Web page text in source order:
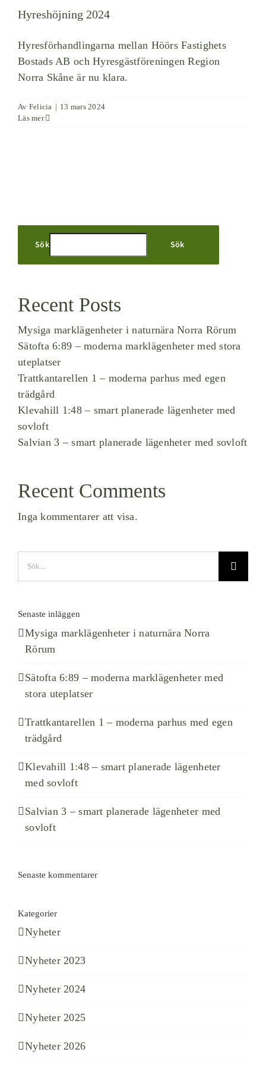
Hyreshöjning 2024
Hyresförhandlingarna mellan Höörs Fastighets
Bostads AB och Hyresgästföreningen Region
Norra Skåne är nu klara.
Av Felicia | 13 mars 2024
Läs mer
Sök Sök
Recent Posts
Mysiga marklägenheter i naturnära Norra Rörum
Sätofta 6:89 – moderna marklägenheter med stora
uteplatser
Trattkantarellen 1 – moderna parhus med egen
trädgård
Klevahill 1:48 – smart planerade lägenheter med
sovloft
Salvian 3 – smart planerade lägenheter med sovloft
Recent Comments
Inga kommentarer att visa.
Senaste inläggen
Mysiga marklägenheter i naturnära Norra
Rörum
Sätofta 6:89 – moderna marklägenheter med
stora uteplatser
Trattkantarellen 1 – moderna parhus med egen
trädgård
Klevahill 1:48 – smart planerade lägenheter
med sovloft
Salvian 3 – smart planerade lägenheter med
sovloft
Senaste kommentarer
Kategorier
Nyheter
Nyheter 2023
Nyheter 2024
Nyheter 2025
Nyheter 2026